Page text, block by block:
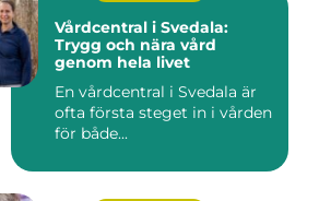
Vårdcentral i Svedala:
Trygg och nära vård
genom hela livet
En vårdcentral i Svedala är
ofta första steget in i vården
för både...